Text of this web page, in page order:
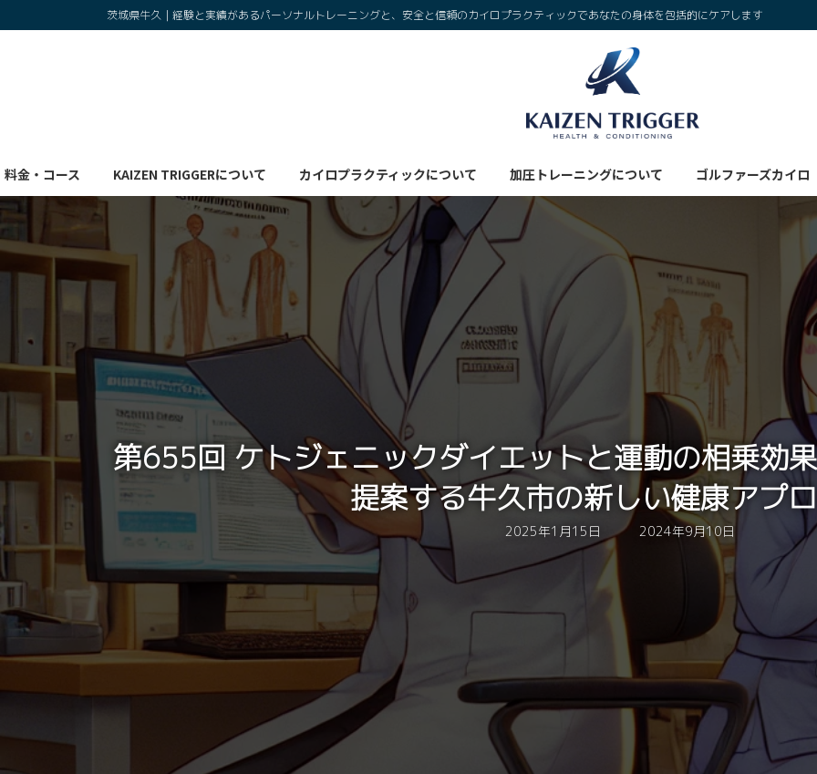
ン
ッ
プ
ビ
移
動
茨城県牛久｜経験と実績があるパーソナルトレーニングと、安全と信頼のカイロプラクティックであなたの身体を包括的にケアします
料金・コース KAIZEN TRIGGERについて カイロプラクティックについて 加圧トレーニングについて ゴルファーズカイロ
第655回 ケトジェニックダイエットと運動の相乗効
提案する牛久市の新しい健康アプ
2025年1月15日 最
2024年9月10日